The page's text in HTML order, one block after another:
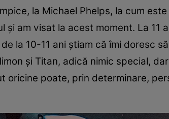
la Michael Phelps, la cum
şi am visat la acest moment. La 11
la 10-11 ani ştiam că îmi doresc
şi Titan, adică nimic special,
oricine poate, prin determinare,